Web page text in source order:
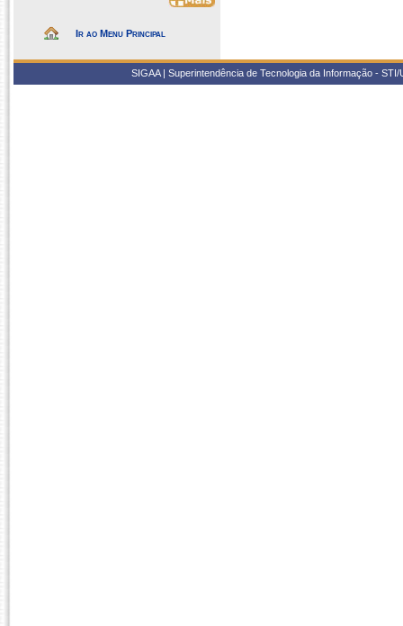
Ir ao Menu Principal
SIGAA | Superintendência de Tecnologia da Informação -